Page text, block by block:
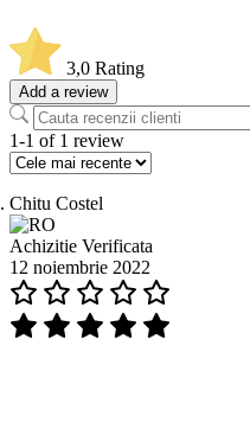
3,0 Rating
Add a review
1-1 of 1 review
Chitu Costel
Achizitie Verificata
12 noiembrie 2022